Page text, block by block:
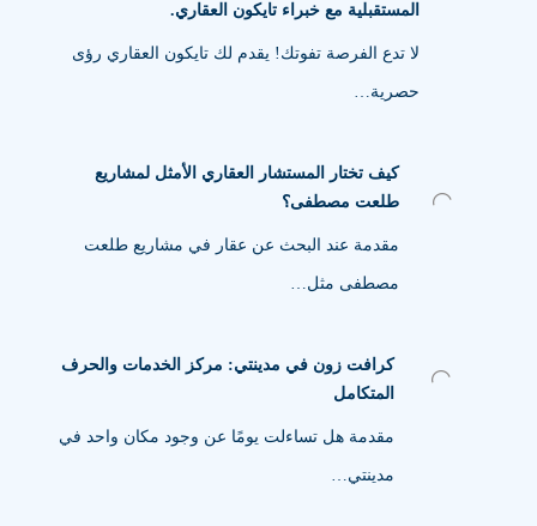
المستقبلية مع خبراء تايكون العقاري.
لا تدع الفرصة تفوتك! يقدم لك تايكون العقاري رؤى
حصرية…
كيف تختار المستشار العقاري الأمثل لمشاريع
طلعت مصطفى؟
مقدمة عند البحث عن عقار في مشاريع طلعت
مصطفى مثل…
كرافت زون في مدينتي: مركز الخدمات والحرف
المتكامل
مقدمة هل تساءلت يومًا عن وجود مكان واحد في
مدينتي…